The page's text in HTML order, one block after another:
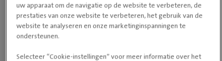
FIP omdat er net zoals bij alle antimicrobiële middelen, bij
gebruik geselecteerd wordt op resistentie bij het Corona virus
- de veroorzaker van FIP - tegen dit antivirale middel. Dit zou
uw apparaat om de navigatie op de website te verbeteren, de
prestaties van onze website te verbeteren, het gebruik van de
website te analyseren en onze marketinginspanningen te
ondersteunen.
Selecteer “Cookie-instellingen” voor meer informatie over het